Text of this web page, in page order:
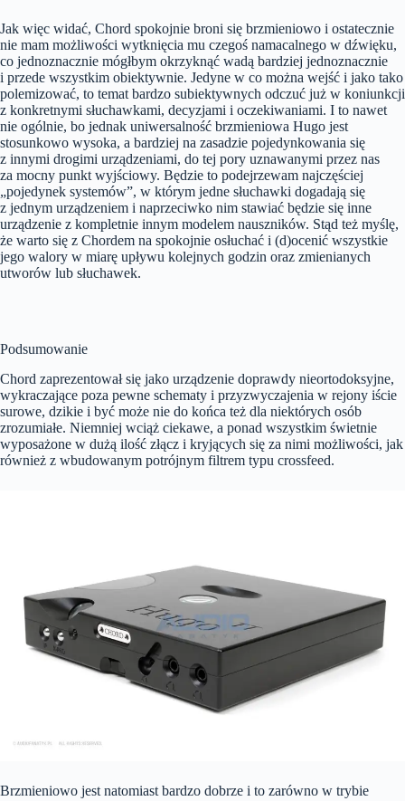
Jak więc widać, Chord spokojnie broni się brzmieniowo i ostatecznie
nie mam możliwości wytknięcia mu czegoś namacalnego w dźwięku,
co jednoznacznie mógłbym okrzyknąć wadą bardziej jednoznacznie
i przede wszystkim obiektywnie. Jedyne w co można wejść i jako tako
polemizować, to temat bardzo subiektywnych odczuć już w koniunkcji
z konkretnymi słuchawkami, decyzjami i oczekiwaniami. I to nawet
nie ogólnie, bo jednak uniwersalność brzmieniowa Hugo jest
stosunkowo wysoka, a bardziej na zasadzie pojedynkowania się
z innymi drogimi urządzeniami, do tej pory uznawanymi przez nas
za mocny punkt wyjściowy. Będzie to podejrzewam najczęściej
„pojedynek systemów”, w którym jedne słuchawki dogadają się
z jednym urządzeniem i naprzeciwko nim stawiać będzie się inne
urządzenie z kompletnie innym modelem nauszników. Stąd też myślę,
że warto się z Chordem na spokojnie osłuchać i (d)ocenić wszystkie
jego walory w miarę upływu kolejnych godzin oraz zmienianych
utworów lub słuchawek.
Podsumowanie
Chord zaprezentował się jako urządzenie doprawdy nieortodoksyjne,
wykraczające poza pewne schematy i przyzwyczajenia w rejony iście
surowe, dzikie i być może nie do końca też dla niektórych osób
zrozumiałe. Niemniej wciąż ciekawe, a ponad wszystkim świetnie
wyposażone w dużą ilość złącz i kryjących się za nimi możliwości, jak
również z wbudowanym potrójnym filtrem typu crossfeed.
Brzmieniowo jest natomiast bardzo dobrze i to zarówno w trybie